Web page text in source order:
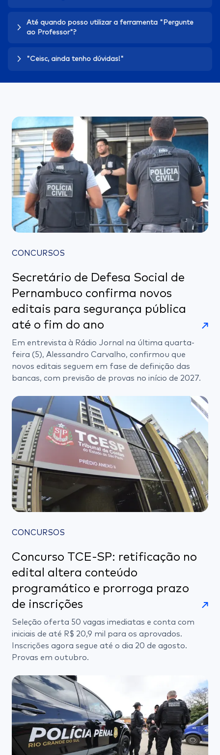
Até quando posso utilizar a ferramenta "Pergunte
ao Professor"?
"Ceisc, ainda tenho dúvidas!"
CONCURSOS
Secretário de Defesa Social de
Pernambuco confirma novos
editais para segurança pública
até o fim do ano
Em entrevista à Rádio Jornal na última quarta-
feira (5), Alessandro Carvalho, confirmou que
novos editais seguem em fase de definição das
bancas, com previsão de provas no início de 2027.
CONCURSOS
Concurso TCE-SP: retificação no
edital altera conteúdo
programático e prorroga prazo
de inscrições
Seleção oferta 50 vagas imediatas e conta com
iniciais de até R$ 20,9 mil para os aprovados.
Inscrições agora segue até o dia 20 de agosto.
Provas em outubro.